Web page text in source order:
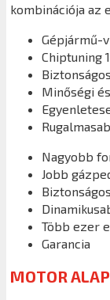
kombinációja az
Gépjármű-
Chiptuning
Minőségi
Nagyobb
Jobb
Több ezer
Garancia
MOTOR